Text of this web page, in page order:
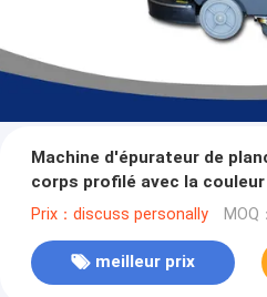
Machine d'épurateur de
corps profilé avec la
brosse 750W
Prix：discuss personally MOQ
meilleur prix